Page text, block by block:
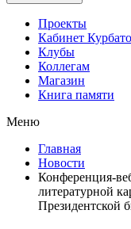
Проекты
Кабинет
Клубы
Коллегам
Магазин
Книга памяти
Меню
Главная
Новости
Конференция-
литературной
Президентской